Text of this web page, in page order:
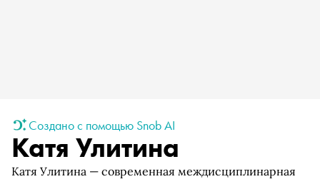
Создано с помощью Snob AI
Катя Улитина
Катя Улитина — современная междисциплинарная